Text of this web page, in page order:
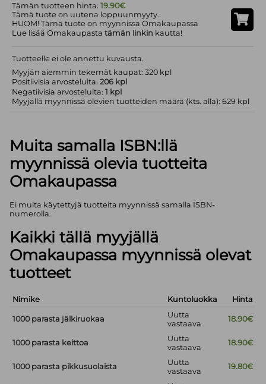
Tämän tuotteen hinta:19.90€
Tämä tuote on uutena loppuunmyyty.
HUOM! Tämä tuote on myynnissä Omakaupassa
Lue lisää Omakaupastatämän linkin kautta!
Tuotteelle ei ole annettu kuvausta.
Myyjän aiemmin tekemät kaupat: 320 kpl
Positiivisia arvosteluita:206 kpl
Negatiivisia arvosteluita:1 kpl
Myyjällä myynnissä olevien tuotteiden määrä (kts. alla): 629 kpl
Muita samalla ISBN:llä
myynnissä olevia tuotteita
Omakaupassa
Ei muita käytettyjä tuotteita myynnissä samalla ISBN-
numerolla.
Kaikki tällä myyjällä
Omakaupassa myynnissä olevat
tuotteet
Nimike Kuntoluokka Hinta
1000 parasta jälkiruokaa
Uutta
vastaava
18.90€
1000 parasta keittoa
Uutta
vastaava
18.90€
1000 parasta pikkusuolaista
Uutta
vastaava
19.80€